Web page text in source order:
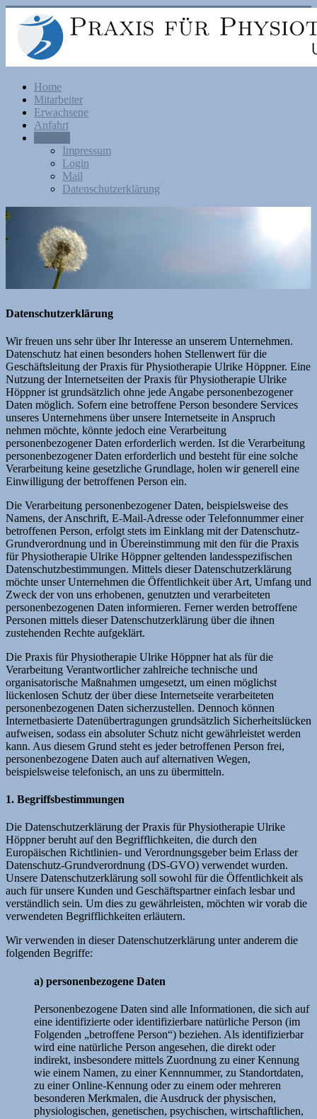
Home
Mitarbeiter
Erwachsene
Anfahrt
Impressum
Login
Mail
Datenschutzerklärung
Datenschutzerklärung
Wir freuen uns sehr über Ihr Interesse an unserem Unternehmen.
Datenschutz hat einen besonders hohen Stellenwert für die
Geschäftsleitung der Praxis für Physiotherapie Ulrike Höppner. Eine
Nutzung der Internetseiten der Praxis für Physiotherapie Ulrike
Höppner ist grundsätzlich ohne jede Angabe personenbezogener
Daten möglich. Sofern eine betroffene Person besondere Services
unseres Unternehmens über unsere Internetseite in Anspruch
nehmen möchte, könnte jedoch eine Verarbeitung
personenbezogener Daten erforderlich werden. Ist die Verarbeitung
personenbezogener Daten erforderlich und besteht für eine solche
Verarbeitung keine gesetzliche Grundlage, holen wir generell eine
Einwilligung der betroffenen Person ein.
Die Verarbeitung personenbezogener Daten, beispielsweise des
Namens, der Anschrift, E-Mail-Adresse oder Telefonnummer einer
betroffenen Person, erfolgt stets im Einklang mit der Datenschutz-
Grundverordnung und in Übereinstimmung mit den für die Praxis
für Physiotherapie Ulrike Höppner geltenden landesspezifischen
Datenschutzbestimmungen. Mittels dieser Datenschutzerklärung
möchte unser Unternehmen die Öffentlichkeit über Art, Umfang und
Zweck der von uns erhobenen, genutzten und verarbeiteten
personenbezogenen Daten informieren. Ferner werden betroffene
Personen mittels dieser Datenschutzerklärung über die ihnen
zustehenden Rechte aufgeklärt.
Die Praxis für Physiotherapie Ulrike Höppner hat als für die
Verarbeitung Verantwortlicher zahlreiche technische und
organisatorische Maßnahmen umgesetzt, um einen möglichst
lückenlosen Schutz der über diese Internetseite verarbeiteten
personenbezogenen Daten sicherzustellen. Dennoch können
Internetbasierte Datenübertragungen grundsätzlich Sicherheitslücken
aufweisen, sodass ein absoluter Schutz nicht gewährleistet werden
kann. Aus diesem Grund steht es jeder betroffenen Person frei,
personenbezogene Daten auch auf alternativen Wegen,
beispielsweise telefonisch, an uns zu übermitteln.
1. Begriffsbestimmungen
Die Datenschutzerklärung der Praxis für Physiotherapie Ulrike
Höppner beruht auf den Begrifflichkeiten, die durch den
Europäischen Richtlinien- und Verordnungsgeber beim Erlass der
Datenschutz-Grundverordnung (DS-GVO) verwendet wurden.
Unsere Datenschutzerklärung soll sowohl für die Öffentlichkeit als
auch für unsere Kunden und Geschäftspartner einfach lesbar und
verständlich sein. Um dies zu gewährleisten, möchten wir vorab die
verwendeten Begrifflichkeiten erläutern.
Wir verwenden in dieser Datenschutzerklärung unter anderem die
folgenden Begriffe:
a) personenbezogene Daten
Personenbezogene Daten sind alle Informationen, die sich auf
eine identifizierte oder identifizierbare natürliche Person (im
Folgenden „betroffene Person“) beziehen. Als identifizierbar
wird eine natürliche Person angesehen, die direkt oder
indirekt, insbesondere mittels Zuordnung zu einer Kennung
wie einem Namen, zu einer Kennnummer, zu Standortdaten,
zu einer Online-Kennung oder zu einem oder mehreren
besonderen Merkmalen, die Ausdruck der physischen,
physiologischen, genetischen, psychischen, wirtschaftlichen,